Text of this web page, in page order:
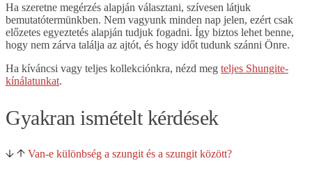
Ha szeretne megérzés alapján választani, szívesen látjuk
bemutatótermünkben. Nem vagyunk minden nap jelen, ezért csak
előzetes egyeztetés alapján tudjuk fogadni. Így biztos lehet benne,
hogy nem zárva találja az ajtót, és hogy időt tudunk szánni Önre.
Ha kíváncsi vagy teljes kollekciónkra, nézd meg teljes Shungite-
kínálatunkat.
Gyakran ismételt kérdések
Van-e különbség a szungit és a szungit között?